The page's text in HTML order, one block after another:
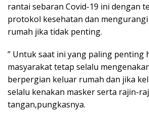
rantai sebaran Covid-19 ini dengan
protokol kesehatan dan
rumah jika tidak penting.
” Untuk saat ini yang paling penting
masyarakat tetap selalu
berpergian keluar rumah dan jika
selalu kenakan masker serta rajin-
tangan,pungkasnya.